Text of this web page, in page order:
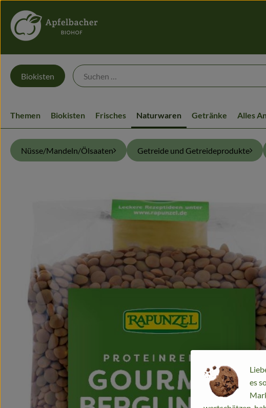
Biokisten
Themen Biokisten Frisches Naturwaren Getränke Alles
Nüsse/Mandeln/Ölsaaten Getreide und Getreideprodukte
es